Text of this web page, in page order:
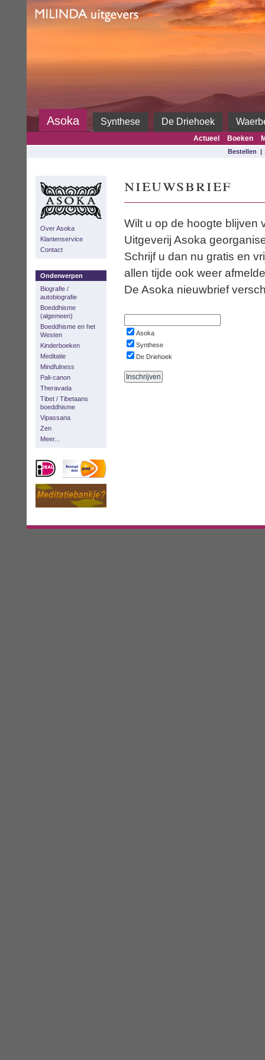
Asoka Synthese De Driehoek
Actueel Boeken
Bestellen |
Over Asoka
Klantenservice
Contact
Onderwerpen
Biografie /
autobiografie
Boeddhisme
(algemeen)
Boeddhisme en het
Westen
Kinderboeken
Meditatie
Mindfulness
Pali-canon
Theravada
Tibet / Tibetaans
boeddhisme
Vipassana
Zen
Meer...
nieuwsbrief
Wilt u op de hoogte blijven
Uitgeverij Asoka
Schrijf u dan nu gratis en
allen tijde ook weer
De Asoka nieuwbrief
Asoka
Synthese
De Driehoek